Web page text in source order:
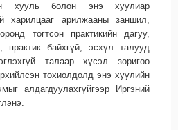
хууль болон энэ хуулиар
харилцааг арилжааны заншил,
тогтсон практикийн дагуу,
практик байхгүй, эсхүл талууд
талаар хүсэл зоригоо
тохиолдолд энэ хуулийн
алдагдуулахгүйгээр Иргэний